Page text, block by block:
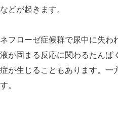
などが起きます。
ネフローゼ症候群で尿中に失
液が固まる反応に関わるたんぱ
症が生じることもあります。一
す。